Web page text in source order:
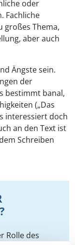
oder
Fachliche
großes Thema,
aber auch
Ängste sein.
der
bestimmt banal,
(„Das
interessiert doch
an den Text ist
Schreiben
Rolle des